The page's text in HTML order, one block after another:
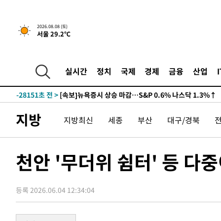
2026.08.08 (토)
서울 29.2℃
실시간 정치 국제 경제 금융 산업
-28151초 전 > [속보]뉴욕증시 상승 마감…S&P 0.6% 나스닥 1.3%↑
지방 지방최신 세종 부산 대구/경북
천안 '무더위 쉼터' 등 다
등록 2026.06.04 12:34:04